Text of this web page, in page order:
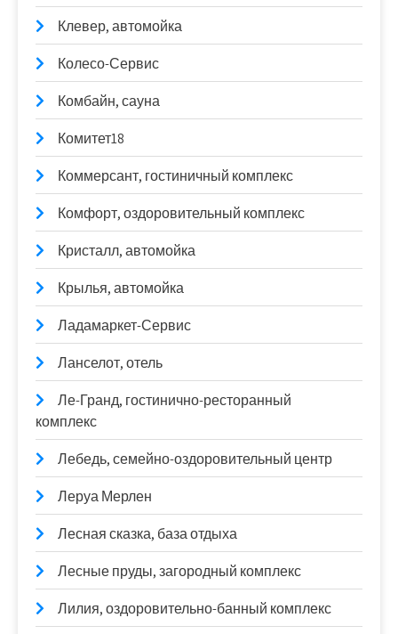
Клевер, автомойка
Колесо-Сервис
Комбайн, сауна
Комитет18
Коммерсант, гостиничный комплекс
Комфорт, оздоровительный комплекс
Кристалл, автомойка
Крылья, автомойка
Ладамаркет-Сервис
Ланселот, отель
Ле-Гранд, гостинично-ресторанный
комплекс
Лебедь, семейно-оздоровительный центр
Леруа Мерлен
Лесная сказка, база отдыха
Лесные пруды, загородный комплекс
Лилия, оздоровительно-банный комплекс